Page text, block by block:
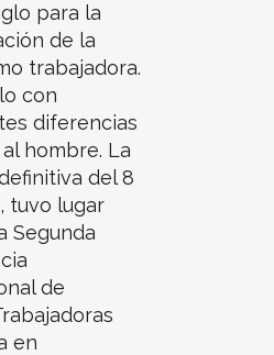
para la
de la
trabajadora.
con
diferencias
hombre. La
del 8
tuvo lugar
Segunda
de
en